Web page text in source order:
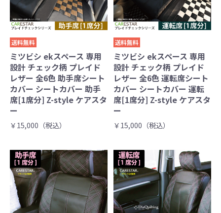
送料無料
ミツビシ ekスペース 専用
設計 チェック柄 プレイド
レザー 全6色 助手席シート
カバー シートカバー 助手
席[1席分] Z-style ケアスタ
ー
￥15,000（税込）
送料無料
ミツビシ ekスペース 専用
設計 チェック柄 プレイド
レザー 全6色 運転席シート
カバー シートカバー 運転
席[1席分] Z-style ケアスタ
ー
￥15,000（税込）